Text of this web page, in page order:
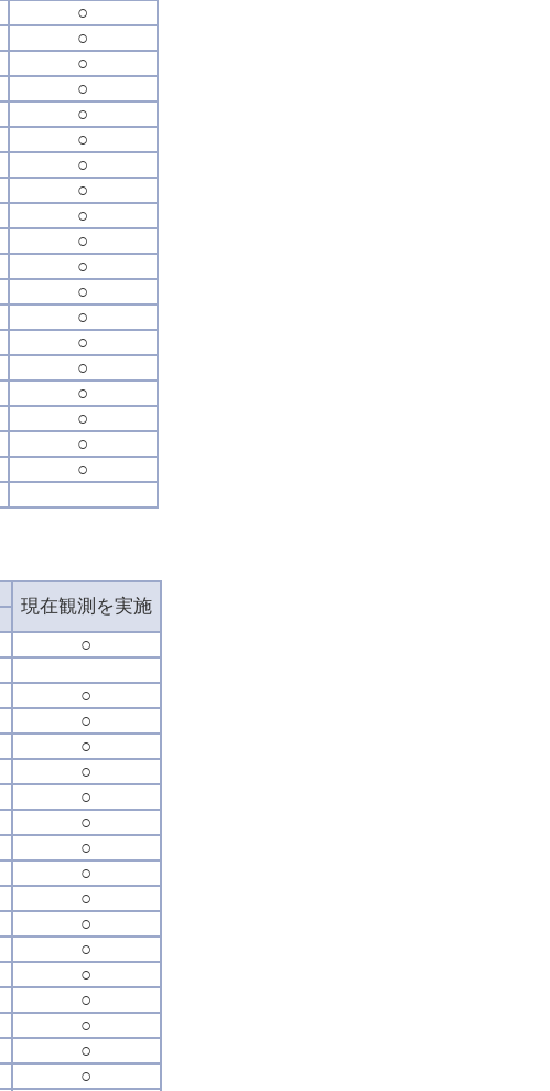
○
○
○
○
○
○
○
○
○
○
○
○
○
○
○
○
○
○
○
現在観測を実施
○
○
○
○
○
○
○
○
○
○
○
○
○
○
○
○
○